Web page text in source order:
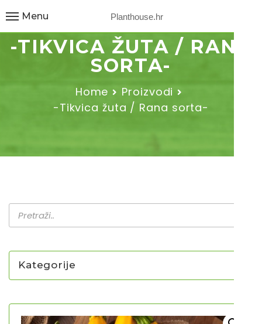
Planthouse.hr
Menu
-TIKVICA ŽUTA / RANA
SORTA-
Home
Proizvodi
-Tikvica žuta / Rana sorta-
Kategorije